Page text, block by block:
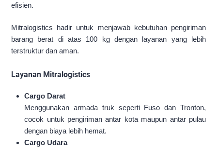
efisien.
Mitralogistics hadir untuk menjawab kebutuhan pengiriman
barang berat di atas 100 kg dengan layanan yang lebih
terstruktur dan aman.
Layanan Mitralogistics
Cargo Darat
Menggunakan armada truk seperti Fuso dan Tronton,
cocok untuk pengiriman antar kota maupun antar pulau
dengan biaya lebih hemat.
Cargo Udara